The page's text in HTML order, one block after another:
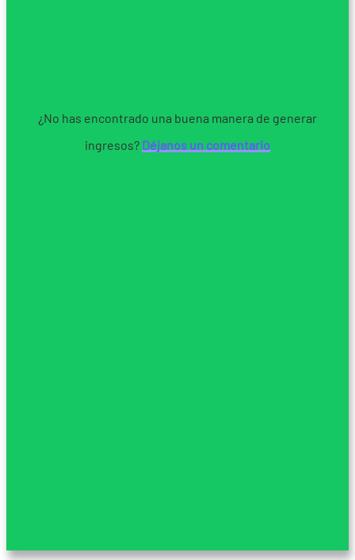
¿No has encontrado una buena manera de generar
ingresos? Déjanos un comentario